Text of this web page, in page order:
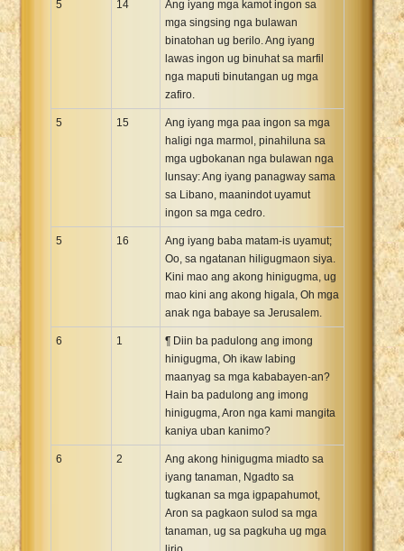
5 14
Ang iyang mga kamot ingon sa
mga singsing nga bulawan
binatohan ug berilo. Ang iyang
lawas ingon ug binuhat sa marfil
nga maputi binutangan ug mga
zafiro.
5 15
Ang iyang mga paa ingon sa mga
haligi nga marmol, pinahiluna sa
mga ugbokanan nga bulawan nga
lunsay: Ang iyang panagway sama
sa Libano, maanindot uyamut
ingon sa mga cedro.
5 16
Ang iyang baba matam-is uyamut;
Oo, sa ngatanan hiligugmaon siya.
Kini mao ang akong hinigugma, ug
mao kini ang akong higala, Oh mga
anak nga babaye sa Jerusalem.
6 1
¶ Diin ba padulong ang imong
hinigugma, Oh ikaw labing
maanyag sa mga kababayen-an?
Hain ba padulong ang imong
hinigugma, Aron nga kami mangita
kaniya uban kanimo?
6 2
Ang akong hinigugma miadto sa
iyang tanaman, Ngadto sa
tugkanan sa mga igpapahumot,
Aron sa pagkaon sulod sa mga
tanaman, ug sa pagkuha ug mga